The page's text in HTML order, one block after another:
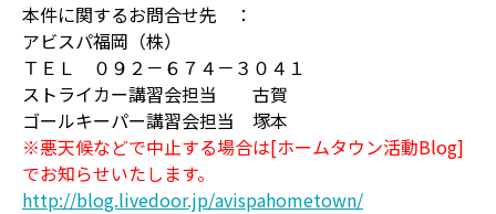
本件に関するお問合せ先 ：
アビスパ福岡（株）
ＴＥＬ ０９２－６７４－３０４１
ストライカー講習会担当 古賀
ゴールキーパー講習会担当 塚本
※悪天候などで中止する場合は[ホームタウン活動Blog]
でお知らせいたします。
http://blog.livedoor.jp/avispahometown/